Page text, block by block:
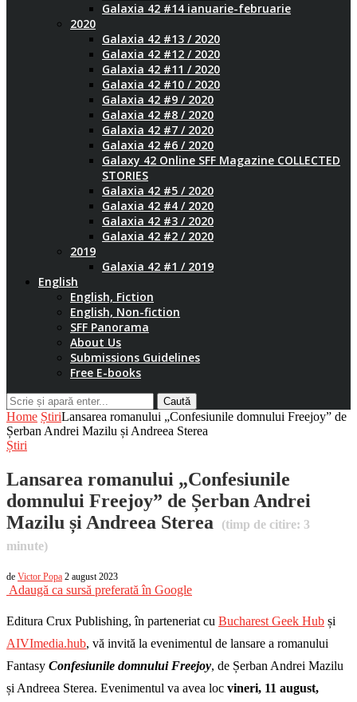
Galaxia 42 #14 ianuarie-februarie
2020
Galaxia 42 #13 / 2020
Galaxia 42 #12 / 2020
Galaxia 42 #11 / 2020
Galaxia 42 #10 / 2020
Galaxia 42 #9 / 2020
Galaxia 42 #8 / 2020
Galaxia 42 #7 / 2020
Galaxia 42 #6 / 2020
Galaxy 42 Online SFF Magazine COLLECTED
STORIES
Galaxia 42 #5 / 2020
Galaxia 42 #4 / 2020
Galaxia 42 #3 / 2020
Galaxia 42 #2 / 2020
2019
Galaxia 42 #1 / 2019
English
English, Fiction
English, Non-fiction
SFF Panorama
About Us
Submissions Guidelines
Free E-books
Caută
Home ȘtiriLansarea romanului „Confesiunile domnului Freejoy” de
Șerban Andrei Mazilu și Andreea Sterea
Știri
Lansarea romanului „Confesiunile
domnului Freejoy” de Șerban Andrei
Mazilu și Andreea Sterea
(timp de citire: 3
minute)
de Victor Popa 2 august 2023
Adaugă ca sursă preferată în Google
Editura Crux Publishing, în parteneriat cu Bucharest Geek Hub și
AIVImedia.hub, vă invită la evenimentul de lansare a romanului
Fantasy Confesiunile domnului Freejoy, de Șerban Andrei Mazilu
și Andreea Sterea. Evenimentul va avea loc vineri, 11 august,